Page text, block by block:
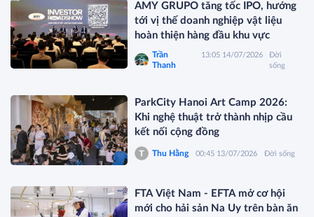
AMY GRUPO tăng tốc IPO, hướng
tới vị thế doanh nghiệp vật liệu
hoàn thiện hàng đầu khu vực
Trần
Thanh
13:05 14/07/2026
Đời
sống
ParkCity Hanoi Art Camp 2026:
Khi nghệ thuật trở thành nhịp cầu
kết nối cộng đồng
Thu Hằng 00:45 13/07/2026 Đời sống
FTA Việt Nam - EFTA mở cơ hội
mới cho hải sản Na Uy trên bàn ăn